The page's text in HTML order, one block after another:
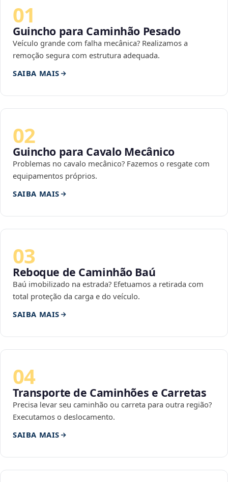
01
Guincho para Caminhão Pesado
Veículo grande com falha mecânica? Realizamos a
remoção segura com estrutura adequada.
SAIBA MAIS
02
Guincho para Cavalo Mecânico
Problemas no cavalo mecânico? Fazemos o resgate com
equipamentos próprios.
SAIBA MAIS
03
Reboque de Caminhão Baú
Baú imobilizado na estrada? Efetuamos a retirada com
total proteção da carga e do veículo.
SAIBA MAIS
04
Transporte de Caminhões e Carretas
Precisa levar seu caminhão ou carreta para outra região?
Executamos o deslocamento.
SAIBA MAIS